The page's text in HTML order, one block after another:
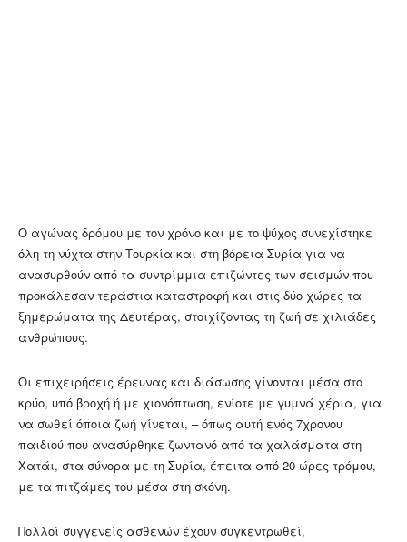
Ο αγώνας δρόμου με τον χρόνο και με το ψύχος συνεχίστηκε
όλη τη νύχτα στην Τουρκία και στη βόρεια Συρία για να
ανασυρθούν από τα συντρίμμια επιζώντες των σεισμών που
προκάλεσαν τεράστια καταστροφή και στις δύο χώρες τα
ξημερώματα της Δευτέρας, στοιχίζοντας τη ζωή σε χιλιάδες
ανθρώπους.
Οι επιχειρήσεις έρευνας και διάσωσης γίνονται μέσα στο
κρύο, υπό βροχή ή με χιονόπτωση, ενίοτε με γυμνά χέρια, για
να σωθεί όποια ζωή γίνεται, – όπως αυτή ενός 7χρονου
παιδιού που ανασύρθηκε ζωντανό από τα χαλάσματα στη
Χατάι, στα σύνορα με τη Συρία, έπειτα από 20 ώρες τρόμου,
με τα πιτζάμες του μέσα στη σκόνη.
Πολλοί συγγενείς ασθενών έχουν συγκεντρωθεί,